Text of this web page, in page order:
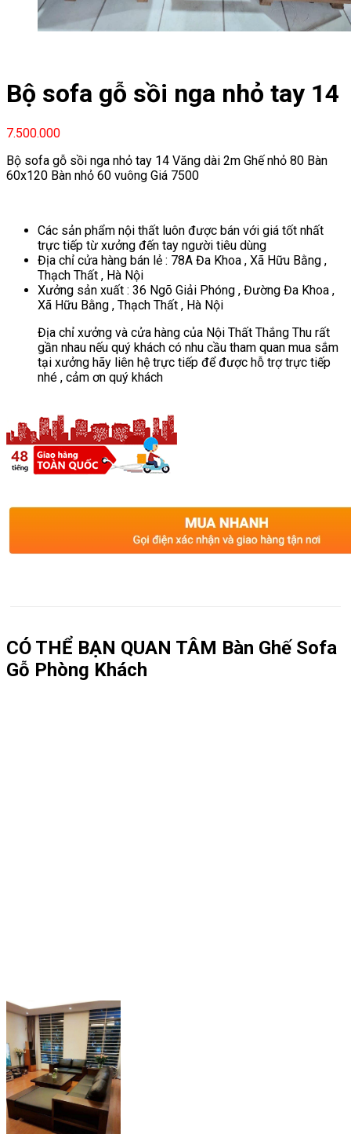
Bộ sofa gỗ sồi nga nhỏ tay 14
7.500.000
Bộ sofa gỗ sồi nga nhỏ tay 14 Văng dài 2m Ghế nhỏ 80 Bàn
60x120 Bàn nhỏ 60 vuông Giá 7500
Các sản phẩm nội thất luôn được bán với giá tốt nhất
trực tiếp từ xưởng đến tay người tiêu dùng
Địa chỉ cửa hàng bán lẻ : 78A Đa Khoa , Xã Hữu Bằng ,
Thạch Thất , Hà Nội
Xưởng sản xuất : 36 Ngõ Giải Phóng , Đường Đa Khoa ,
Xã Hữu Bằng , Thạch Thất , Hà Nội
Địa chỉ xưởng và cửa hàng của Nội Thất Thắng Thu rất
gần nhau nếu quý khách có nhu cầu tham quan mua sắm
tại xưởng hãy liên hệ trực tiếp để được hỗ trợ trực tiếp
nhé , cảm ơn quý khách
CÓ THỂ BẠN QUAN TÂM Bàn Ghế Sofa
Gỗ Phòng Khách